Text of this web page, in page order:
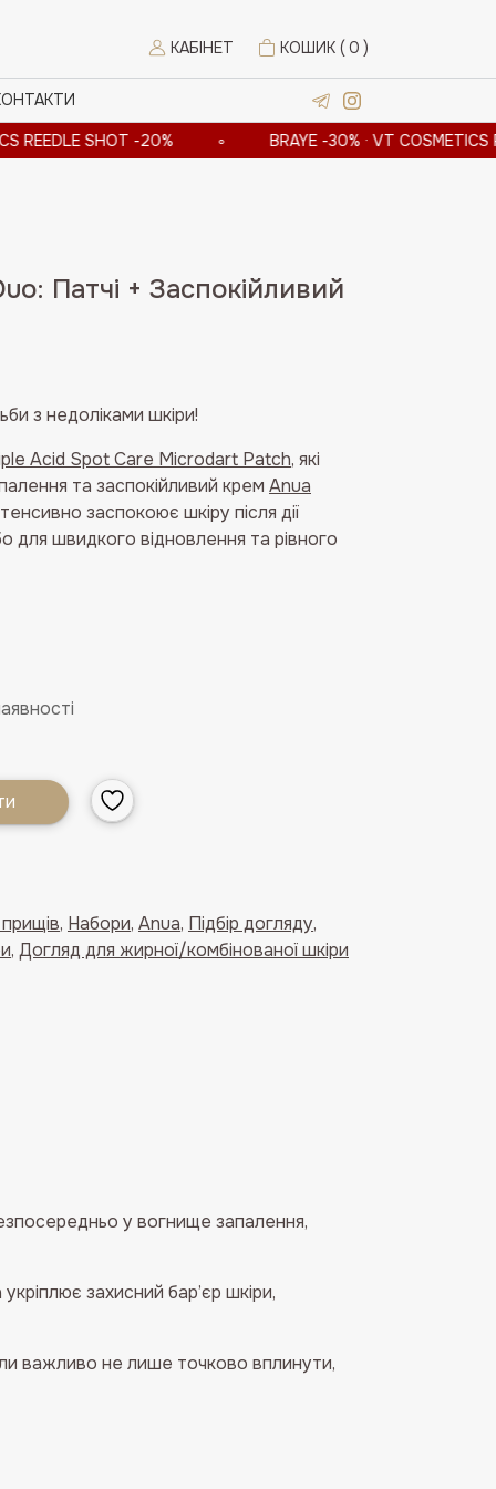
КАБІНЕТ КОШИК ( 0 )
SHOT -20% ∘ BRAYE -30% · VT COSMETICS
Патчі + Заспокійливий
з недоліками шкіри!
Acid Spot Care Microdart Patch, які
та заспокійливий крем Anua
заспокоює шкіру після дії
для швидкого відновлення та рівного
, Набори, Anua, Підбір догляду,
, Догляд для жирної/комбінованої шкіри
у вогнище запалення,
захисний бар’єр шкіри,
важливо не лише точково вплинути,